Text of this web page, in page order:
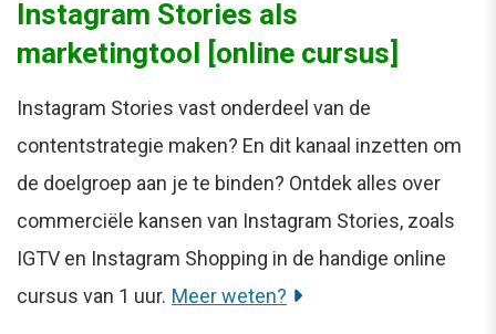
Instagram Stories als
marketingtool [online cursus]
Instagram Stories vast onderdeel van de
contentstrategie maken? En dit kanaal inzetten om
de doelgroep aan je te binden? Ontdek alles over
commerciële kansen van Instagram Stories, zoals
IGTV en Instagram Shopping in de handige online
cursus van 1 uur. Meer weten?